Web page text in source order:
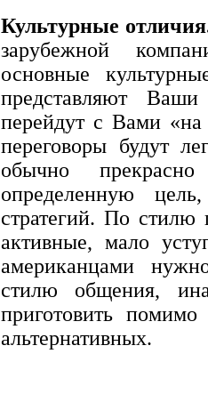
Культурные
зарубежной
основные
представляют
перейдут с Вами «на
переговоры будут
обычно
определенную
стратегий. По стилю
активные, мало
американцами
стилю общения,
приготовить
альтернативных.